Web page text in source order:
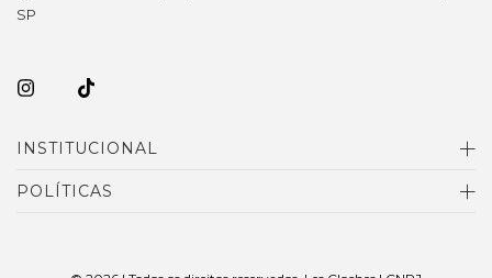
SP
INSTITUCIONAL
POLÍTICAS